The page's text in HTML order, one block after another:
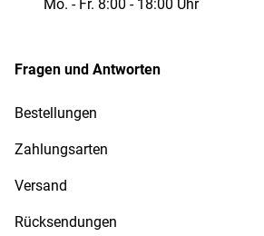
Mo. - Fr. 8:00 - 18:00 Uhr
Fragen und Antworten
Bestellungen
Zahlungsarten
Versand
Rücksendungen